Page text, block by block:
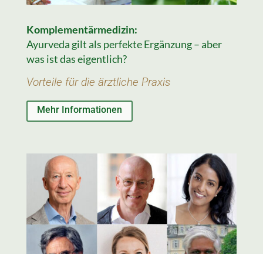
Komplementärmedizin:
Ayurveda gilt als perfekte Ergänzung – aber
was ist das eigentlich?
Vorteile für die ärztliche Praxis
Mehr Informationen